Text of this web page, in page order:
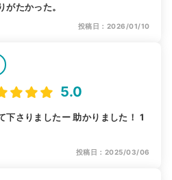
たかった。
投稿日：2026/01/10
5.0
下さりましたー 助かりました！ 1
投稿日：2025/03/06